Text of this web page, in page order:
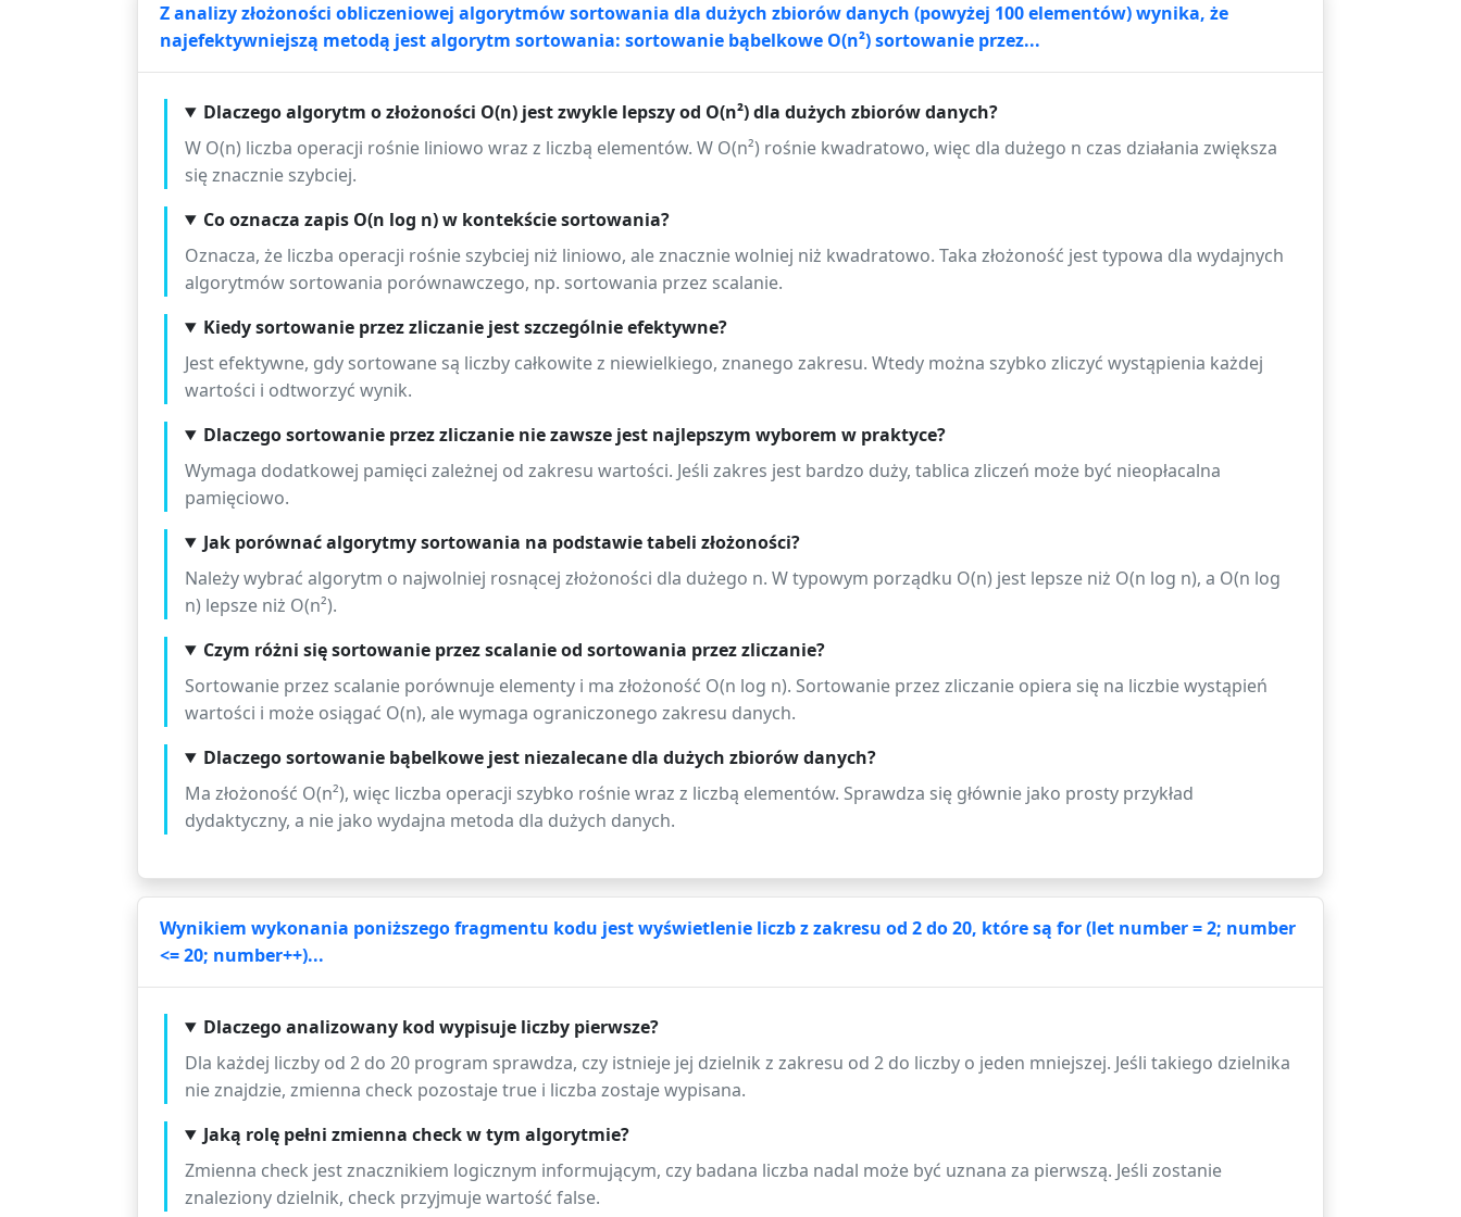
Z analizy złożoności obliczeniowej algorytmów sortowania dla dużych zbiorów danych (powyżej 100 elementów) wynika, że
najefektywniejszą metodą jest algorytm sortowania: sortowanie bąbelkowe O(n²) sortowanie przez...
Dlaczego algorytm o złożoności O(n) jest zwykle lepszy od O(n²) dla dużych zbiorów danych?
W O(n) liczba operacji rośnie liniowo wraz z liczbą elementów. W O(n²) rośnie kwadratowo, więc dla dużego n czas działania zwiększa
się znacznie szybciej.
Co oznacza zapis O(n log n) w kontekście sortowania?
Oznacza, że liczba operacji rośnie szybciej niż liniowo, ale znacznie wolniej niż kwadratowo. Taka złożoność jest typowa dla wydajnych
algorytmów sortowania porównawczego, np. sortowania przez scalanie.
Kiedy sortowanie przez zliczanie jest szczególnie efektywne?
Jest efektywne, gdy sortowane są liczby całkowite z niewielkiego, znanego zakresu. Wtedy można szybko zliczyć wystąpienia każdej
wartości i odtworzyć wynik.
Dlaczego sortowanie przez zliczanie nie zawsze jest najlepszym wyborem w praktyce?
Wymaga dodatkowej pamięci zależnej od zakresu wartości. Jeśli zakres jest bardzo duży, tablica zliczeń może być nieopłacalna
pamięciowo.
Jak porównać algorytmy sortowania na podstawie tabeli złożoności?
Należy wybrać algorytm o najwolniej rosnącej złożoności dla dużego n. W typowym porządku O(n) jest lepsze niż O(n log n), a O(n log
n) lepsze niż O(n²).
Czym różni się sortowanie przez scalanie od sortowania przez zliczanie?
Sortowanie przez scalanie porównuje elementy i ma złożoność O(n log n). Sortowanie przez zliczanie opiera się na liczbie wystąpień
wartości i może osiągać O(n), ale wymaga ograniczonego zakresu danych.
Dlaczego sortowanie bąbelkowe jest niezalecane dla dużych zbiorów danych?
Ma złożoność O(n²), więc liczba operacji szybko rośnie wraz z liczbą elementów. Sprawdza się głównie jako prosty przykład
dydaktyczny, a nie jako wydajna metoda dla dużych danych.
Wynikiem wykonania poniższego fragmentu kodu jest wyświetlenie liczb z zakresu od 2 do 20, które są for (let number = 2; number
<= 20; number++)...
Dlaczego analizowany kod wypisuje liczby pierwsze?
Dla każdej liczby od 2 do 20 program sprawdza, czy istnieje jej dzielnik z zakresu od 2 do liczby o jeden mniejszej. Jeśli takiego dzielnika
nie znajdzie, zmienna check pozostaje true i liczba zostaje wypisana.
Jaką rolę pełni zmienna check w tym algorytmie?
Zmienna check jest znacznikiem logicznym informującym, czy badana liczba nadal może być uznana za pierwszą. Jeśli zostanie
znaleziony dzielnik, check przyjmuje wartość false.